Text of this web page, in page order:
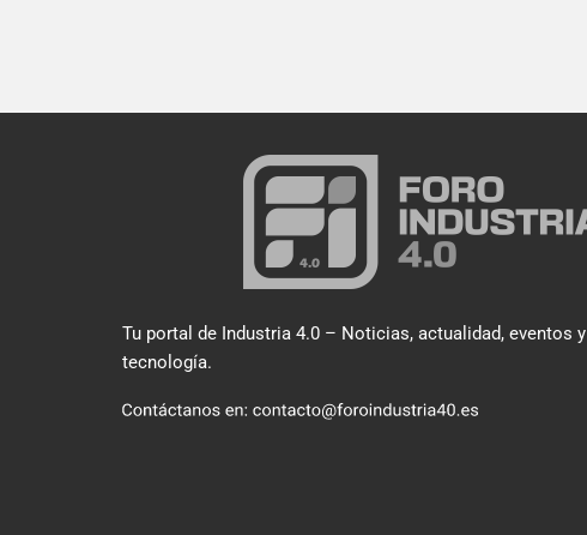
Tu portal de Industria 4.0 – Noticias, actualidad, eventos y
tecnología.